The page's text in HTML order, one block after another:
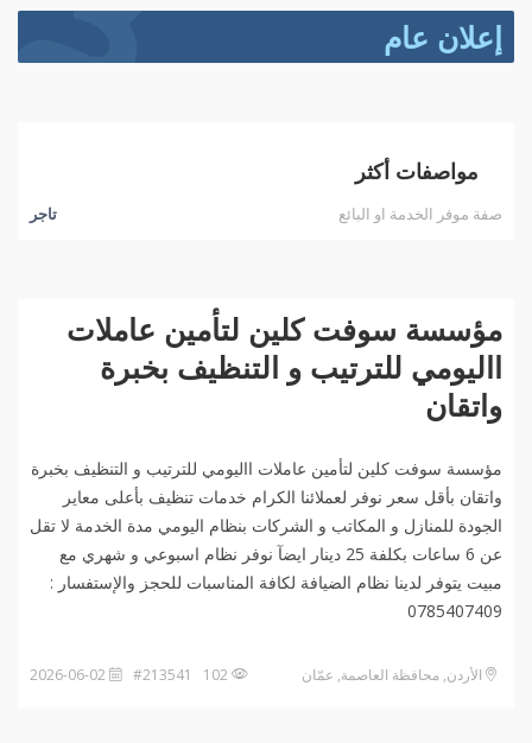
إعلان عام
مواصفات أكثر
صفة موفر الخدمة او البائع تاجر
مؤسسة سوفت كلين لتأمين عاملات
االيومي للترتيب و التنظيف بخبرة
واتقان
مؤسسة سوفت كلين لتأمين عاملات االيومي للترتيب و التنظيف بخبرة
واتقان بأقل سعر نوفر لعملائنا الكرام خدمات تنظيف بأعلى معاير
الجودة للمنازل و المكاتب و الشركات بنظام اليومي مدة الخدمة لا تقل
عن 6 ساعات بكلفة 25 دينار ايضآ نوفر نظام اسبوعي و شهري مع
مبيت يتوفر لدينا نظام الضيافة لكافة المناسبات للحجز والإستفسار :
0785407409
الأردن, محافظة العاصمة, عمّان